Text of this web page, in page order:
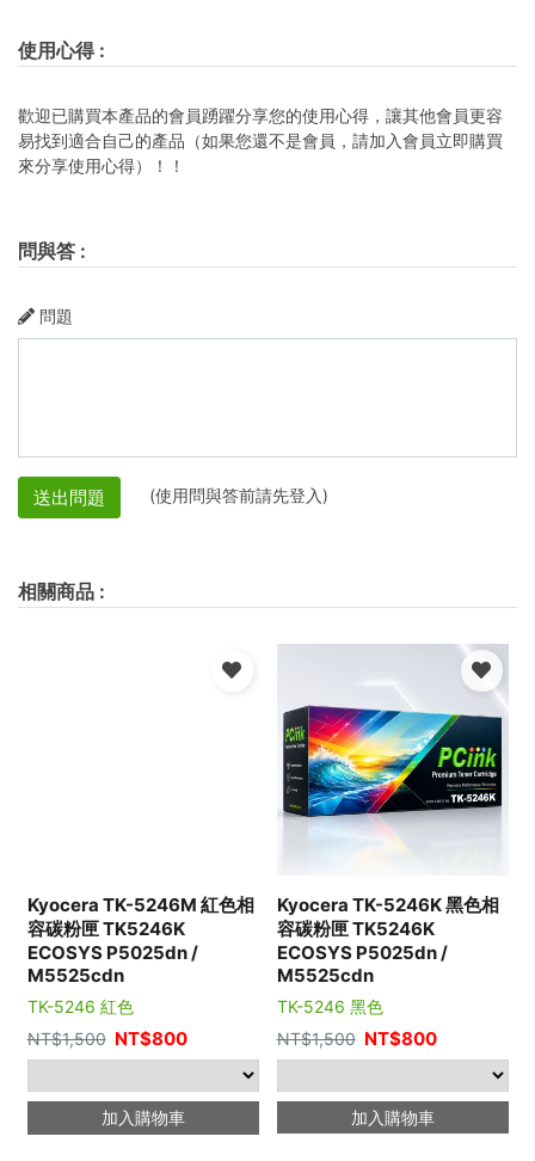
使用心得:
歡迎已購買本產品的會員踴躍分享您的使用心得，讓其他會員更容
易找到適合自己的產品（如果您還不是會員，請加入會員立即購買
來分享使用心得）！！
問與答 :
問題
送出問題 (使用問與答前請先登入)
相關商品 :
Kyocera TK-5246M 紅色相
容碳粉匣 TK5246K
ECOSYS P5025dn /
M5525cdn
TK-5246 紅色
NT$1,500 NT$800
加入購物車
Kyocera TK-5246K 黑色相
容碳粉匣 TK5246K
ECOSYS P5025dn /
M5525cdn
TK-5246 黑色
NT$1,500 NT$800
加入購物車